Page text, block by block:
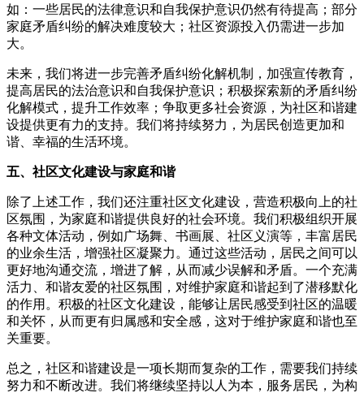
如：一些居民的法律意识和自我保护意识仍然有待提高；部分
家庭矛盾纠纷的解决难度较大；社区资源投入仍需进一步加
大。
未来，我们将进一步完善矛盾纠纷化解机制，加强宣传教育，
提高居民的法治意识和自我保护意识；积极探索新的矛盾纠纷
化解模式，提升工作效率；争取更多社会资源，为社区和谐建
设提供更有力的支持。我们将持续努力，为居民创造更加和
谐、幸福的生活环境。
五、社区文化建设与家庭和谐
除了上述工作，我们还注重社区文化建设，营造积极向上的社
区氛围，为家庭和谐提供良好的社会环境。我们积极组织开展
各种文体活动，例如广场舞、书画展、社区义演等，丰富居民
的业余生活，增强社区凝聚力。通过这些活动，居民之间可以
更好地沟通交流，增进了解，从而减少误解和矛盾。一个充满
活力、和谐友爱的社区氛围，对维护家庭和谐起到了潜移默化
的作用。积极的社区文化建设，能够让居民感受到社区的温暖
和关怀，从而更有归属感和安全感，这对于维护家庭和谐也至
关重要。
总之，社区和谐建设是一项长期而复杂的工作，需要我们持续
努力和不断改进。我们将继续坚持以人为本，服务居民，为构